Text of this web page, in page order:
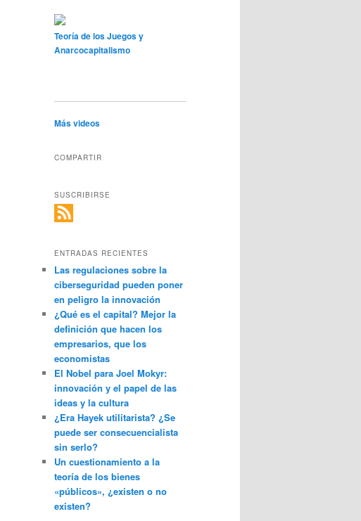
Teoría de los Juegos y
Anarcocapitalismo
Más videos
COMPARTIR
SUSCRIBIRSE
ENTRADAS RECIENTES
Las regulaciones sobre la
ciberseguridad pueden poner
en peligro la innovación
¿Qué es el capital? Mejor la
definición que hacen los
empresarios, que los
economistas
El Nobel para Joel Mokyr:
innovación y el papel de las
ideas y la cultura
¿Era Hayek utilitarista? ¿Se
puede ser consecuencialista
sin serlo?
Un cuestionamiento a la
teoría de los bienes
«públicos», ¿existen o no
existen?